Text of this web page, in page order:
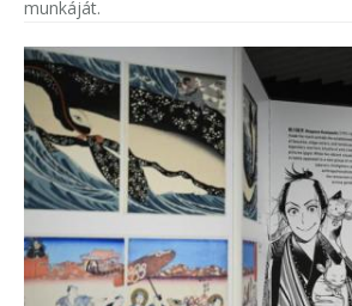
munkáját.